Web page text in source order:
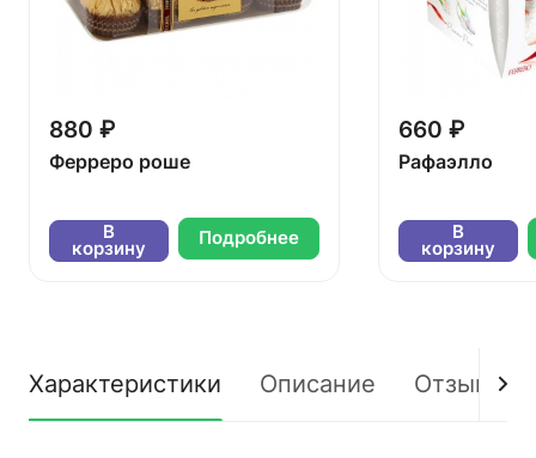
880 ₽
Ферреро роше
В
корзину Подробнее
660 ₽
Рафаэлло
В
корзину
Характеристики Описание Отзывы